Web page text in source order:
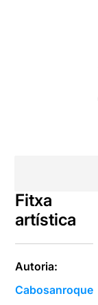
Fitxa
artística
Autoria:
Cabosanroque